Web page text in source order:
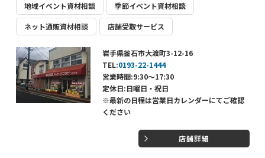
地域イベント資材相談 季節イベント資材相談
ネット通販資材相談 店舗受取サービス
岩手県釜石市大渡町3-12-16
TEL:0193-22-1444
営業時間:9:30～17:30
定休日:日曜日・祝日
※最新の日程は営業日カレンダーにてご確認
ください
店舗詳細